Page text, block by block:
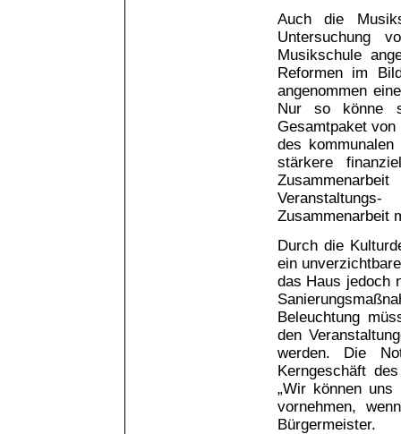
Auch die
Untersuchung
Musikschule
Reformen im
angenommen
Nur so könne
Gesamtpaket von
des
stärkere
Zusammenarbeit
Durch die
ein
das Haus jedoch
Beleuchtung
den
werden. Die
Kerngeschäft
„Wir können
vornehmen,
Bürgermeister.